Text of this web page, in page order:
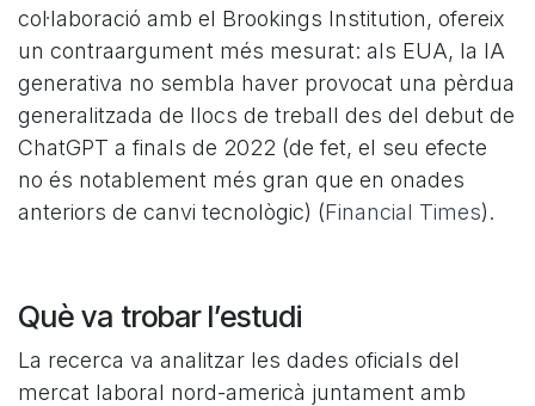
col·laboració amb el Brookings Institution, ofereix
un contraargument més mesurat: als EUA, la IA
generativa no sembla haver provocat una pèrdua
generalitzada de llocs de treball des del debut de
ChatGPT a finals de 2022 (de fet, el seu efecte
no és notablement més gran que en onades
anteriors de canvi tecnològic) (Financial Times).
Què va trobar l’estudi
La recerca va analitzar les dades oficials del
mercat laboral nord-americà juntament amb